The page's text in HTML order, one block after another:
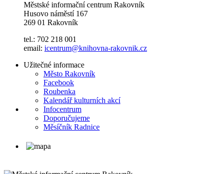
Městské informační centrum Rakovník
Husovo náměstí 167
269 01 Rakovník
tel.: 702 218 001
email: icentrum@knihovna-rakovnik.cz
Užitečné informace
Město Rakovník
Facebook
Roubenka
Kalendář kulturních akcí
Infocentrum
Doporučujeme
Měsíčník Radnice